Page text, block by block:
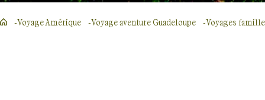
Voyage Amérique Voyage aventure Guadeloupe Voyages famille